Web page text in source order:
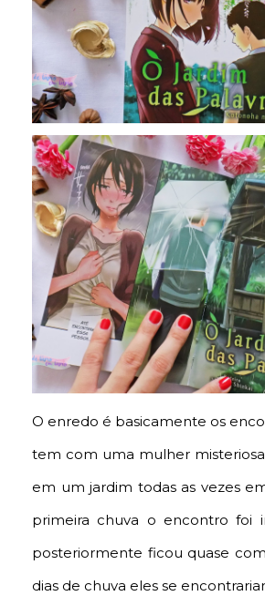
O enredo é basicamente os
tem com uma mulher
em um jardim todas as vezes
primeira chuva o encontro foi
posteriormente ficou quase
dias de chuva eles se